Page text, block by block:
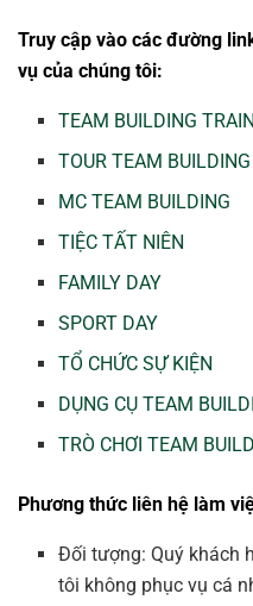
Truy cập vào các đường
vụ của chúng tôi:
TEAM BUILDING
TOUR TEAM BUILDING
MC TEAM BUILDING
TIỆC TẤT NIÊN
FAMILY DAY
SPORT DAY
TỔ CHỨC SỰ KIỆN
DỤNG CỤ TEAM
TRÒ CHƠI TEAM
Phương thức liên hệ làm
Đối tượng: Quý khách
tôi không phục vụ cá